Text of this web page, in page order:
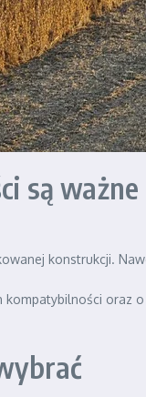
są ważne
konstrukcji.
oraz